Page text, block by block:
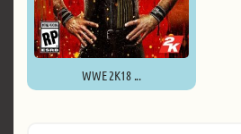
WWE 2K18 ...